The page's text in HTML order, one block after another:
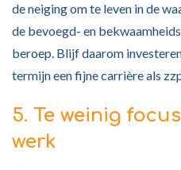
de neiging om te leven in de
de bevoegd- en
beroep. Blijf daarom
termijn een fijne carrière als
5. Te weinig
werk